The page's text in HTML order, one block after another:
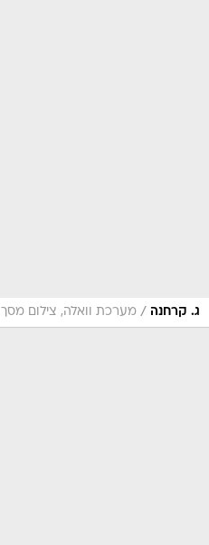
ג. קרחנה / מערכת וואלה, צילום מסך